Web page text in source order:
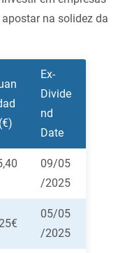
na solidez da
Ex-
Divide
nd
Date
09/05
/2025
05/05
/2025